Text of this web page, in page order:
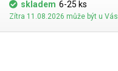
skladem 6-25 ks
Zítra 11.08.2026 může být u Vás